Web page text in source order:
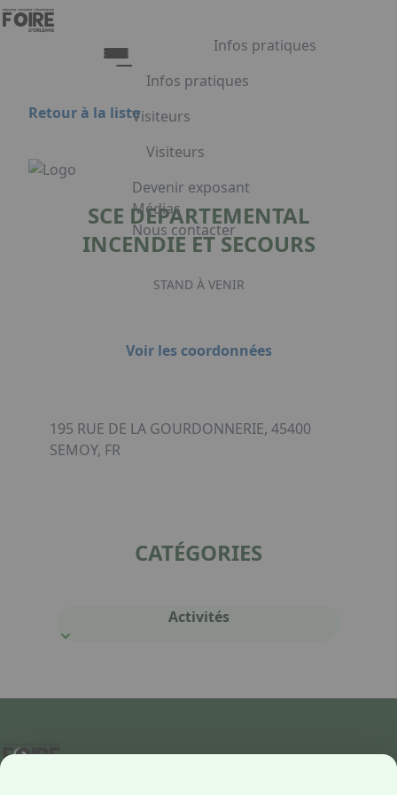
Aller au contenu principal
Infos pratiques
Infos pratiques
Tarifs et Horaires
Restauration
FAQ
Visiteurs
Visiteurs
Liste exposants
Plan du salon
Programme
Embarquement pour Venise
Voyage à Venise à gagner
Devenir exposant
Médias
Nous contacter
Appuyez sur Entrée pour ouvrir le
Retour à la liste
SCE DEPARTEMENTAL
INCENDIE ET SECOURS
STAND À VENIR
Voir les coordonnées
195 RUE DE LA GOURDONNERIE, 45400
SEMOY, FR
CATÉGORIES
Activités
Panneau de gestion des cookies